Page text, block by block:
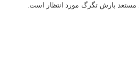
بارش تگرگ مورد انتظار است.